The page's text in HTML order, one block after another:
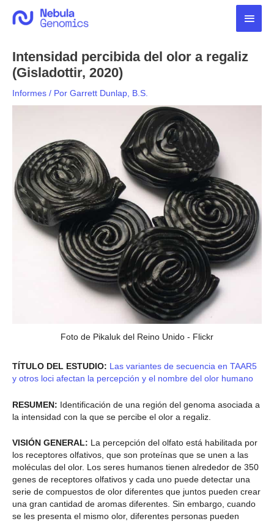
Intensidad percibida del olor a regaliz
(Gisladottir, 2020)
Informes / Por Garrett Dunlap, B.S.
Foto de Pikaluk del Reino Unido - Flickr
TÍTULO DEL ESTUDIO: Las variantes de secuencia en TAAR5
y otros loci afectan la percepción y el nombre del olor humano
RESUMEN: Identificación de una región del genoma asociada a
la intensidad con la que se percibe el olor a regaliz.
VISIÓN GENERAL: La percepción del olfato está habilitada por
los receptores olfativos, que son proteínas que se unen a las
moléculas del olor. Los seres humanos tienen alrededor de 350
genes de receptores olfativos y cada uno puede detectar una
serie de compuestos de olor diferentes que juntos pueden crear
una gran cantidad de aromas diferentes. Sin embargo, cuando
se les presenta el mismo olor, diferentes personas pueden